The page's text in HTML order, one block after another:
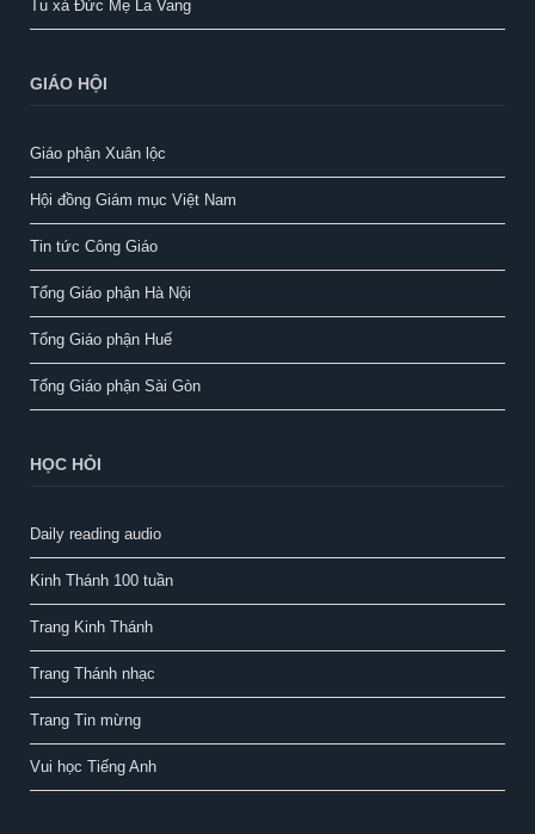
Tu xá Đức Mẹ La Vang
GIÁO HỘI
Giáo phận Xuân lộc
Hội đồng Giám mục Việt Nam
Tin tức Công Giáo
Tổng Giáo phận Hà Nội
Tổng Giáo phận Huế
Tổng Giáo phận Sài Gòn
HỌC HỎI
Daily reading audio
Kinh Thánh 100 tuần
Trang Kinh Thánh
Trang Thánh nhạc
Trang Tin mừng
Vui học Tiếng Anh